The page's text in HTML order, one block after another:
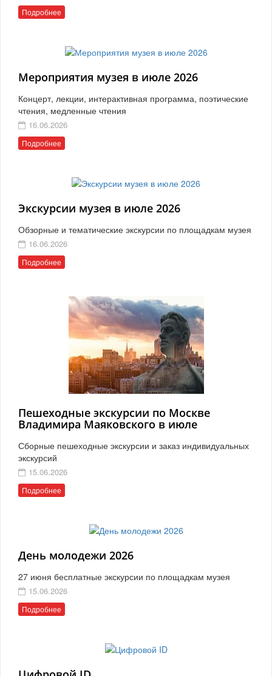
Подробнее
Мероприятия музея в июле 2026
Концерт, лекции, интерактивная программа, поэтические
чтения, медленные чтения
16.06.2026
Подробнее
Экскурсии музея в июле 2026
Обзорные и тематические экскурсии по площадкам музея
16.06.2026
Подробнее
Пешеходные экскурсии по Москве
Владимира Маяковского в июле
Сборные пешеходные экскурсии и заказ индивидуальных
экскурсий
15.06.2026
Подробнее
День молодежи 2026
27 июня бесплатные экскурсии по площадкам музея
15.06.2026
Подробнее